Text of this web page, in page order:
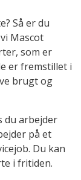
Så er du
Mascot
som er
er fremstillet i
brugt og
du arbejder
på et
Du kan
i fritiden.